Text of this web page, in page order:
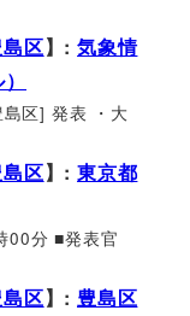
区】:気象情
区] 発表 ・大
区】:東京都
00分 ■発表官
区】:豊島区